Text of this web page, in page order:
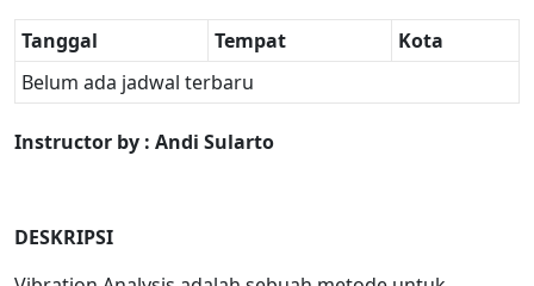
Tanggal Tempat
Kota
Belum ada jadwal terbaru
Instructor by : Andi Sularto
DESKRIPSI